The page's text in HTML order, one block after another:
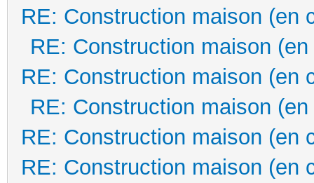
RE: Construction maison (en
RE: Construction maison
RE: Construction maison (en
RE: Construction maison
RE: Construction maison (en
RE: Construction maison (en